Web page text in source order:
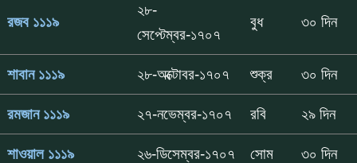
রজব ১১১৯
২৮-
সেপ্টেম্বর-১৭০৭
বুধ ৩০ দিন
শাবান ১১১৯ ২৮-অক্টোবর-১৭০৭ শুক্র ৩০ দিন
রমজান ১১১৯ ২৭-নভেম্বর-১৭০৭ রবি ২৯ দিন
শাওয়াল ১১১৯ ২৬-ডিসেম্বর-১৭০৭ সোম ৩০ দিন